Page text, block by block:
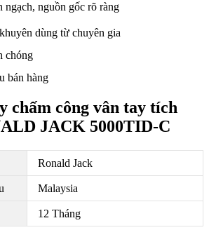
ngạch, nguồn gốc rõ ràng
dùng từ chuyên gia
chóng
bán hàng
chấm công vân tay tích
JACK 5000TID-C
Ronald Jack
Malaysia
12 Tháng